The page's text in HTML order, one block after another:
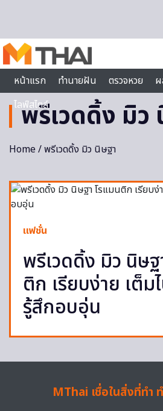
หน้าแรก
ทำนายฝัน ตรวจหวย
ไลฟ์สไตล์
พรีเวดดิ้ง มิว
Home/ พรีเวดดิ้ง มิว นิษฐา
แฟชั่น
พรีเวดดิ้ง มิว นิษ
ติก เรียบง่าย เต็ม
รู้สึกอบอุ่น
MThai เชื่อในสิ่งที่ทำ